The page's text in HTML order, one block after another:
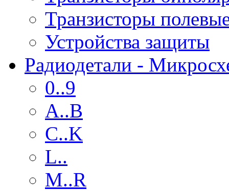
Транзисторы
Устройства защиты
Радиодетали -
0..9
A..B
C..K
L..
M..R